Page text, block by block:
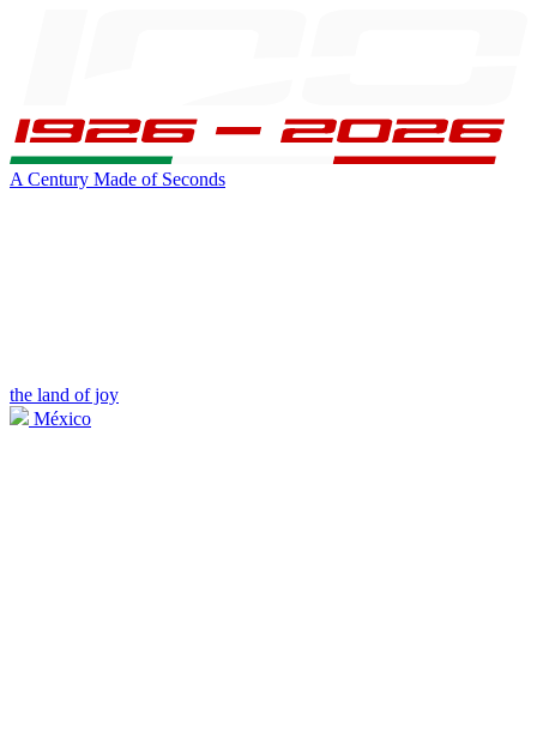
A Century Made of Seconds
the land of joy
México